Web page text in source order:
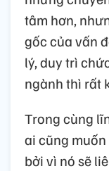
tâm hơn,
gốc của vấn
lý, duy trì
ngành thì rất
Trong cùng
ai cũng
bởi vì nó sẽ